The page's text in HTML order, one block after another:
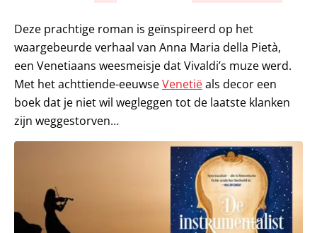
Deze prachtige roman is geïnspireerd op het
waargebeurde verhaal van Anna Maria della Pietà,
een Venetiaans weesmeisje dat Vivaldi’s muze werd.
Met het achttiende-eeuwseVenetiëals decor een
boek dat je niet wil wegleggen tot de laatste klanken
zijn weggestorven…